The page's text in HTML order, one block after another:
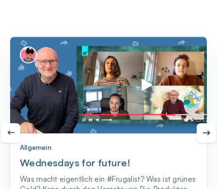
Allgemein
Wednesdays for future!
Was macht eigentlich ein #Frugalist? Was ist grünes